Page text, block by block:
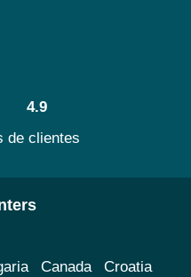
4.9
de clientes
Canada Croatia